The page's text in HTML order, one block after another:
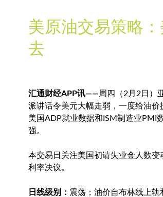
美原油交易策略
去
汇通财经APP讯——周四（2月2日）
派讲话令美元大幅走弱，一度给油
美国ADP就业数据和ISM制造业PMI
强。
本交易日关注美国初请失业金人数
利率决议。
日线级别： 震荡；油价自布林线上